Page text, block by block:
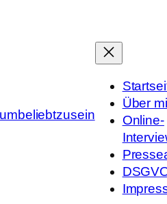
Über
Online-